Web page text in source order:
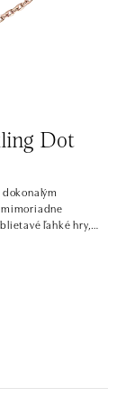
Dot
ľahké hry,
kolekcie
v jemných
náramkov
kvapiek sa však